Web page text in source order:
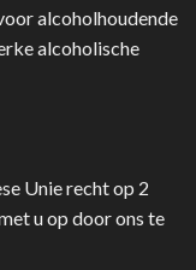
alcoholhoudende
alcoholische
Unie recht op 2
u op door ons te